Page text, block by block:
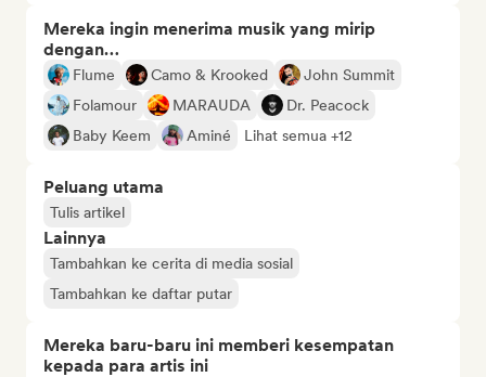
Mereka ingin menerima musik yang mirip
dengan…
Flume Camo & Krooked
John Summit
Folamour
MARAUDA
Dr. Peacock
Baby Keem
Aminé Lihat semua +12
Peluang utama
Tulis artikel
Lainnya
Tambahkan ke cerita di media sosial
Tambahkan ke daftar putar
Mereka baru-baru ini memberi kesempatan
kepada para artis ini